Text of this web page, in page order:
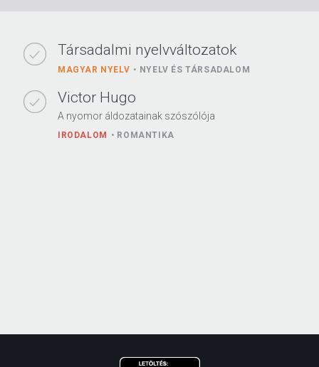
Társadalmi nyelvváltozatok
MAGYAR NYELV NYELV ÉS TÁRSADALOM
Victor Hugo
A nyomor áldozatainak szószólója
IRODALOM ROMANTIKA